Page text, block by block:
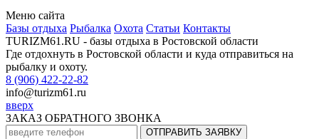
Меню сайта
Базы отдыха Рыбалка Охота Статьи Контакты
TURIZM61.RU - базы отдыха в Ростовской области
Где отдохнуть в Ростовской области и куда отправиться на
рыбалку и охоту.
8 (906) 422-22-82
info@turizm61.ru
вверх
ЗАКАЗ ОБРАТНОГО ЗВОНКА